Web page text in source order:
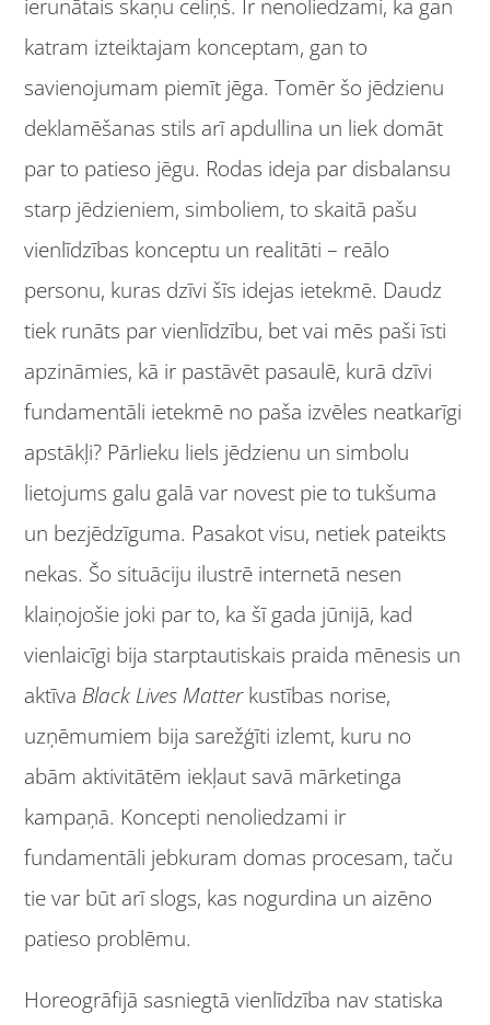
ierunātais skaņu celiņš. Ir nenoliedzami, ka gan
katram izteiktajam konceptam, gan to
savienojumam piemīt jēga. Tomēr šo jēdzienu
deklamēšanas stils arī apdullina un liek domāt
par to patieso jēgu. Rodas ideja par disbalansu
starp jēdzieniem, simboliem, to skaitā pašu
vienlīdzības konceptu un realitāti – reālo
personu, kuras dzīvi šīs idejas ietekmē. Daudz
tiek runāts par vienlīdzību, bet vai mēs paši īsti
apzināmies, kā ir pastāvēt pasaulē, kurā dzīvi
fundamentāli ietekmē no paša izvēles neatkarīgi
apstākļi? Pārlieku liels jēdzienu un simbolu
lietojums galu galā var novest pie to tukšuma
un bezjēdzīguma. Pasakot visu, netiek pateikts
nekas. Šo situāciju ilustrē internetā nesen
klaiņojošie joki par to, ka šī gada jūnijā, kad
vienlaicīgi bija starptautiskais praida mēnesis un
aktīva Black Lives Matterkustības norise,
uzņēmumiem bija sarežģīti izlemt, kuru no
abām aktivitātēm iekļaut savā mārketinga
kampaņā. Koncepti nenoliedzami ir
fundamentāli jebkuram domas procesam, taču
tie var būt arī slogs, kas nogurdina un aizēno
patieso problēmu.
Horeogrāfijā sasniegtā vienlīdzība nav statiska